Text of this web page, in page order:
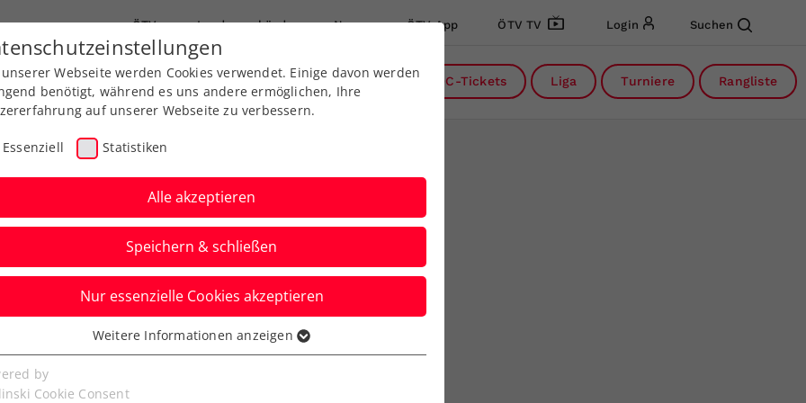
ÖTV Landesverbände News ÖTV App ÖTV TV Login Suchen
Ausbildung Services Über uns DC-Tickets Liga Turniere Rangliste
fixer Bestandteil
Ladies Linz
Webseite werden Cookies verwendet. Einige davon werden
benötigt, während es uns andere ermöglichen, Ihre
auf unserer Webseite zu verbessern.
Essenziell Statistiken
Alle akzeptieren
Speichern & schließen
Nur essenzielle Cookies akzeptieren
Cookies werden für grundlegende Funktionen der
benötigt. Dadurch ist gewährleistet, dass die Webseite
Weitere Informationen anzeigen
by
Cookie Consent